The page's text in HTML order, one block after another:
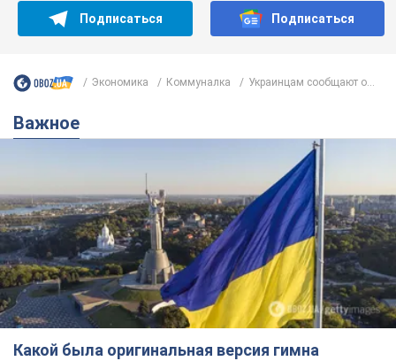
Подписаться Подписаться
Экономика Коммуналка Украинцам сообщают о...
Важное
Какой была оригинальная версия гимна